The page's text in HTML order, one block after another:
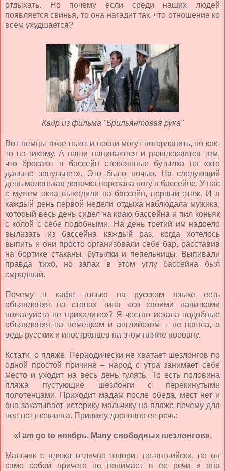
отдыхать. Но почему если среди наших людей
появляется свинья, то она нагадит так, что отношение ко
всем ухудшается?
Кадр из фильма "Брильянтовая рука"
Вот немцы тоже пьют, и песни могут погорланить, но как-
то по-тихому. А наши напиваются и развлекаются тем,
что бросают в бассейн стеклянные бутылка на «кто
дальше запульнет». Это было ночью. На следующий
день маленькая девочка порезала ногу в бассейне. У нас
с мужем окна выходили на бассейн, первый этаж. И я
каждый день первой недели отдыха наблюдала мужика,
который весь день сидел на краю бассейна и пил коньяк
с колой с себе подобными. На день третий им надоело
вылизать из бассейна каждый раз, когда хотелось
выпить и они просто организовали себе бар, расставив
на бортике стаканы, бутылки и пепельницы. Выпивали
правда тихо, но запах в этом углу бассейна был
смрадный.
Почему в кафе только на русском языке есть
объявления на стенах типа «со своими напитками
пожалуйста не приходите»? Я честно искала подобные
объявления на немецком и английском – не нашла, а
ведь русских и иностранцев на этом пляже поровну.
Кстати, о пляже. Периодически не хватает шезлонгов по
одной простой причине – народ с утра занимает себе
место и уходит на весь день гулять. То есть половина
пляжа пустующие шезлонги с перекинутыми
полотенцами. Приходит мадам после обеда, мест нет и
она закатывает истерику мальчику на пляже почему для
нее нет шезлонга. Привожу дословно ее речь:
«I am go to ноябрь. Many свободных шезлонгов».
Мальчик с пляжа отлично говорит по-английски, но он
само собой нричего не понимает в ее речи и она